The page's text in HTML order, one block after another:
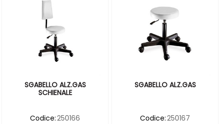
SGABELLO ALZ.GAS
SCHIENALE
Codice:250166
SGABELLO ALZ.GAS
Codice:250167